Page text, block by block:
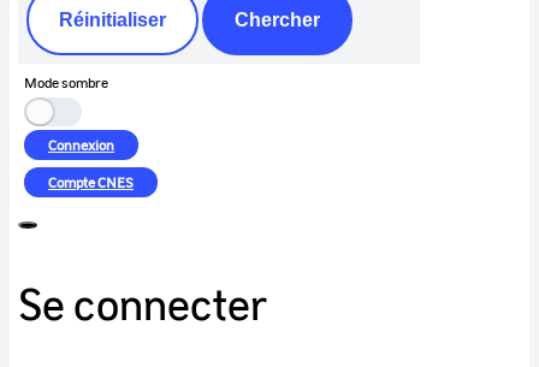
Réinitialiser Chercher
Mode sombre
Connexion
CompteCNES
Se connecter